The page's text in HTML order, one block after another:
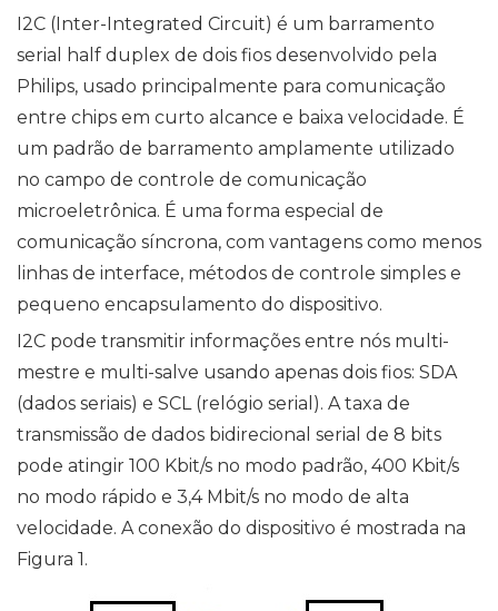
I2C (Inter-Integrated Circuit) é um barramento
serial half duplex de dois fios desenvolvido pela
Philips, usado principalmente para comunicação
entre chips em curto alcance e baixa velocidade. É
um padrão de barramento amplamente utilizado
no campo de controle de comunicação
microeletrônica. É uma forma especial de
comunicação síncrona, com vantagens como menos
linhas de interface, métodos de controle simples e
pequeno encapsulamento do dispositivo.
I2C pode transmitir informações entre nós multi-
mestre e multi-salve usando apenas dois fios: SDA
(dados seriais) e SCL (relógio serial). A taxa de
transmissão de dados bidirecional serial de 8 bits
pode atingir 100 Kbit/s no modo padrão, 400 Kbit/s
no modo rápido e 3,4 Mbit/s no modo de alta
velocidade. A conexão do dispositivo é mostrada na
Figura 1.